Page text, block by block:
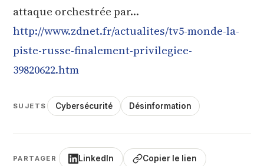
attaque orchestrée par…
http://www.zdnet.fr/actualites/tv5-monde-la-
piste-russe-finalement-privilegiee-
39820622.htm
SUJETS Cybersécurité Désinformation
PARTAGER LinkedIn Copier le lien